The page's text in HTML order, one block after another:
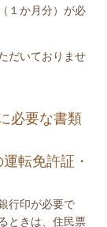
１か月分）が必
だいておりませ
必要な書類
転免許証・
行印が必要で
ときは、住民票